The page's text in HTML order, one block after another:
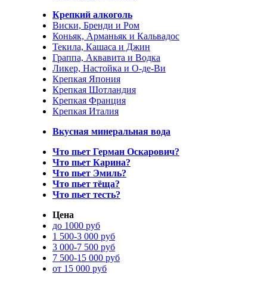
Крепкий алкоголь
Виски, Бренди и Ром
Коньяк, Арманьяк и Кальвадос
Текила, Кашаса и Джин
Граппа, Аквавита и Водка
Ликер, Настойка и О-де-Ви
Крепкая Япония
Крепкая Шотландия
Крепкая Франция
Крепкая Италия
Вкусная минеральная вода
Что пьет Герман Оскарович?
Что пьет Карина?
Что пьет Эмиль?
Что пьет тёща?
Что пьет тесть?
Цена
до 1000 руб
1 500-3 000 руб
3 000-7 500 руб
7 500-15 000 руб
от 15 000 руб